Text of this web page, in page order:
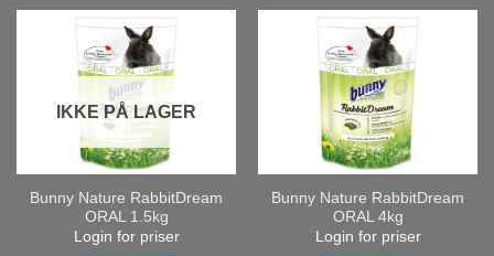
IKKE PÅ LAGER
Bunny Nature RabbitDream
ORAL 1.5kg
Login for priser
Bunny Nature RabbitDream
ORAL 4kg
Login for priser